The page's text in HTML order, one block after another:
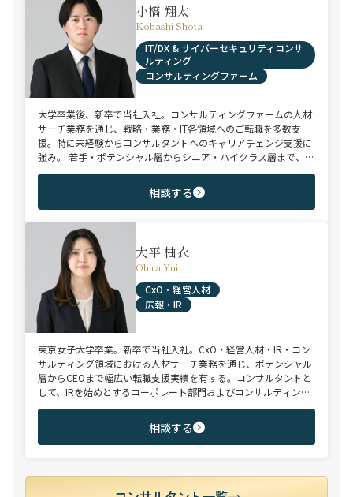
小橋 翔太
Kobashi Shota
IT/DX & サイバーセキュリティコンサ
ルティング
コンサルティングファーム
大学卒業後、新卒で当社入社。コンサルティングファームの人材
サーチ業務を通じ、戦略・業務・IT各領域へのご転職を多数支
援。特に未経験からコンサルタントへのキャリアチェンジ支援に
強み。 若手・ポテンシャル層からシニア・ハイクラス層まで、候
補者様のご志向と市場動向を踏まえ最適なキャリアをご提案させ
相談する
大平 柚衣
Ohira Yui
CxO・経営人材
広報・IR
東京女子大学卒業。新卒で当社入社。CxO・経営人材・IR・コン
サルティング領域における人材サーチ業務を通じ、ポテンシャル
層からCEOまで幅広い転職支援実績を有する。コンサルタントと
して、IRを始めとするコーポレート部門およびコンサルティング
ファーム領域を中心に担当。未経験・ポテンシャル層からミド
ル・ハイクラス層まで、年代・職階を問わず幅広くご支援可能。
相談する